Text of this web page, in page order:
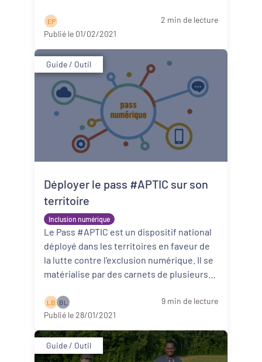
E P
2 min de lecture
Publié le 01/02/2021
Guide / Outil
Inclusion numérique
Déployer le pass #APTIC sur son
territoire
Le Pass #APTIC est un dispositif national
déployé dans les territoires en faveur de
la lutte contre l’exclusion numérique. Il se
matérialise par des carnets de plusieurs
L B B L
9 min de lecture
Publié le 28/01/2021
Guide / Outil